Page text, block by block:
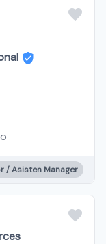
/ Asisten Manager